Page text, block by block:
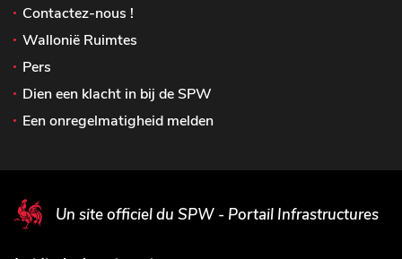
Contactez-nous !
Wallonië Ruimtes
Pers
Dien een klacht in bij de SPW
Een onregelmatigheid melden
Un site officiel du SPW - Portail Infrastructures